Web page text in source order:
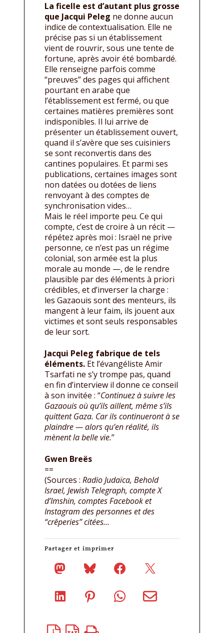
La ficelle est d’autant plus grosse
que Jacqui Peleg ne donne aucun
indice de contextualisation. Elle ne
précise pas si un établissement
vient de rouvrir, sous une tente de
fortune, après avoir été bombardé.
Elle renseigne parfois comme
“preuves” des pages qui affichent
pourtant en arabe que
l’établissement est fermé, ou que
certaines matières premières sont
indisponibles. Il lui arrive de
présenter un établissement ouvert,
quand il s’avère que ses cuisiniers
se sont reconvertis dans des
cantines populaires. Et parmi ses
publications, certaines images sont
non datées ou dotées de liens
renvoyant à des comptes de
synchronisation vides…
Mais le réel importe peu. Ce qui
compte, c’est de croire à un récit —
répétez après moi : Israël ne prive
personne, ce n’est pas un régime
colonial, son armée est la plus
morale au monde —, de le rendre
plausible par des éléments à priori
crédibles, et d’inverser la charge :
les Gazaouis sont des menteurs, ils
mangent à leur faim, ils jouent aux
victimes et sont seuls responsables
de leur sort.
Jacqui Peleg fabrique de tels
éléments. Et l’évangéliste Amir
Tsarfati ne s’y trompe pas, quand
en fin d’interview il donne ce conseil
à son invitée : “Continuez à suivre les
Gazaouis où qu’ils aillent, même s’ils
quittent Gaza. Car ils continueront à se
plaindre — alors qu’en réalité, ils
mènent la belle vie.”
Gwen Breës
==
(Sources : Radio Judaïca, Behold
Israel, Jewish Telegraph, compte X
d’Imshin, comptes Facebook et
Instagram des personnes et des
“crêperies” citées…
Partager et imprimer